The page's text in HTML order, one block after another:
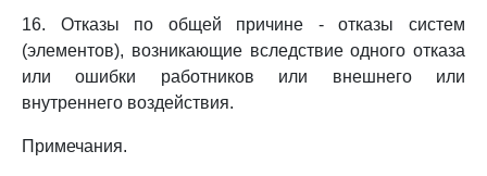
16. Отказы по общей причине - отказы систем
(элементов), возникающие вследствие одного отказа
или ошибки работников или внешнего или
внутреннего воздействия.
Примечания.